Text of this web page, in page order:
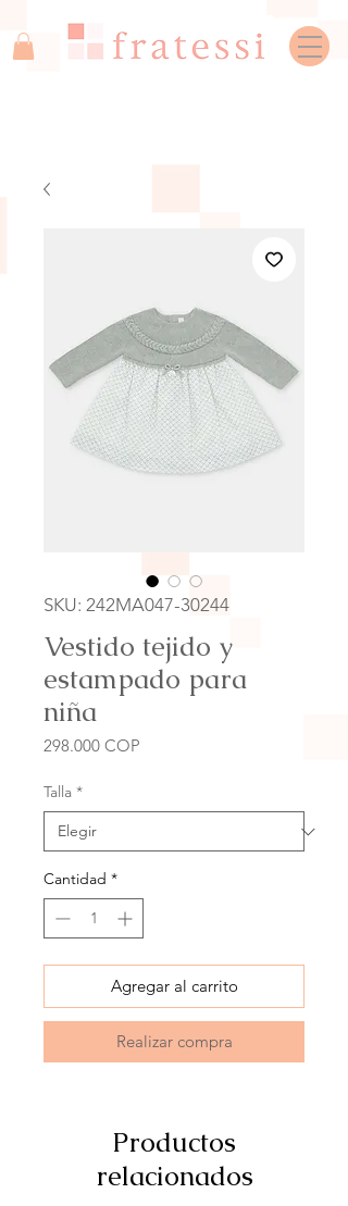
SKU: 242MA047-30244
Vestido tejido y
estampado para
niña
298.000 COP
Talla *
Cantidad *
Agregar al carrito
Realizar compra
Productos
relacionados